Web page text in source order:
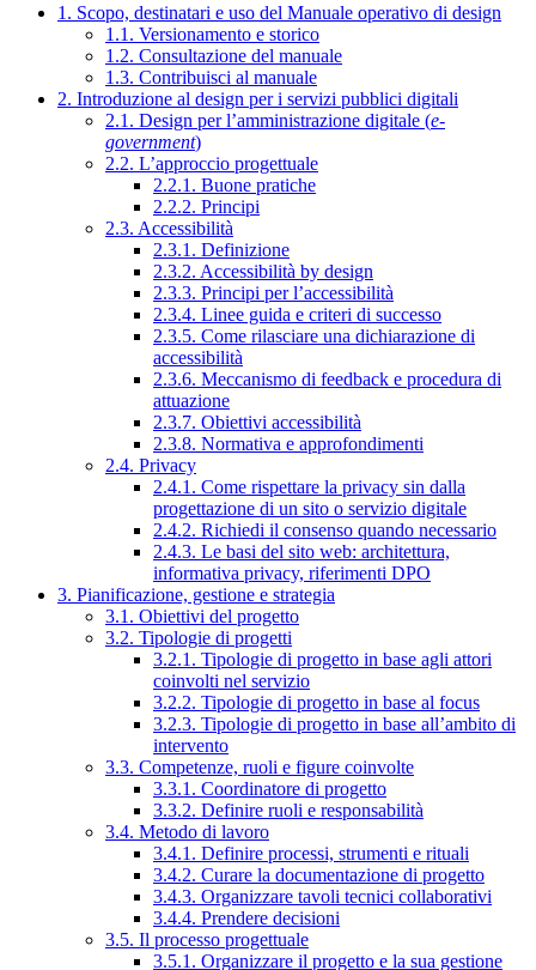
1. Scopo, destinatari e uso del Manuale operativo di design
1.1. Versionamento e storico
1.2. Consultazione del manuale
1.3. Contribuisci al manuale
2. Introduzione al design per i servizi pubblici digitali
2.1. Design per l’amministrazione digitale (e-
government)
2.2. L’approccio progettuale
2.2.1. Buone pratiche
2.2.2. Principi
2.3. Accessibilità
2.3.1. Definizione
2.3.2. Accessibilità by design
2.3.3. Principi per l’accessibilità
2.3.4. Linee guida e criteri di successo
2.3.5. Come rilasciare una dichiarazione di
accessibilità
2.3.6. Meccanismo di feedback e procedura di
attuazione
2.3.7. Obiettivi accessibilità
2.3.8. Normativa e approfondimenti
2.4. Privacy
2.4.1. Come rispettare la privacy sin dalla
progettazione di un sito o servizio digitale
2.4.2. Richiedi il consenso quando necessario
2.4.3. Le basi del sito web: architettura,
informativa privacy, riferimenti DPO
3. Pianificazione, gestione e strategia
3.1. Obiettivi del progetto
3.2. Tipologie di progetti
3.2.1. Tipologie di progetto in base agli attori
coinvolti nel servizio
3.2.2. Tipologie di progetto in base al focus
3.2.3. Tipologie di progetto in base all’ambito di
intervento
3.3. Competenze, ruoli e figure coinvolte
3.3.1. Coordinatore di progetto
3.3.2. Definire ruoli e responsabilità
3.4. Metodo di lavoro
3.4.1. Definire processi, strumenti e rituali
3.4.2. Curare la documentazione di progetto
3.4.3. Organizzare tavoli tecnici collaborativi
3.4.4. Prendere decisioni
3.5. Il processo progettuale
3.5.1. Organizzare il progetto e la sua gestione